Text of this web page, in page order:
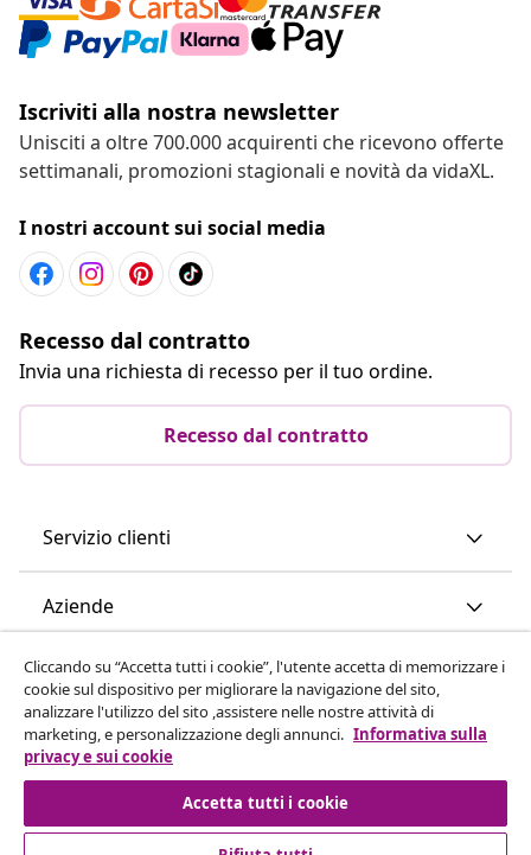
Iscriviti alla nostra newsletter
Unisciti a oltre 700.000 acquirenti che ricevono offerte
settimanali, promozioni stagionali e novità da vidaXL.
I nostri account sui social media
Recesso dal contratto
Invia una richiesta di recesso per il tuo ordine.
Recesso dal contratto
Servizio clienti
Aziende
vidaXL
Scopri di più
Cliccando su “Accetta tutti i cookie”, l'utente accetta di memorizzare i
cookie sul dispositivo per migliorare la navigazione del sito,
analizzare l'utilizzo del sito ,assistere nelle nostre attività di
marketing, e personalizzazione degli annunci. Informativa sulla
privacy e sui cookie
Accetta tutti i cookie